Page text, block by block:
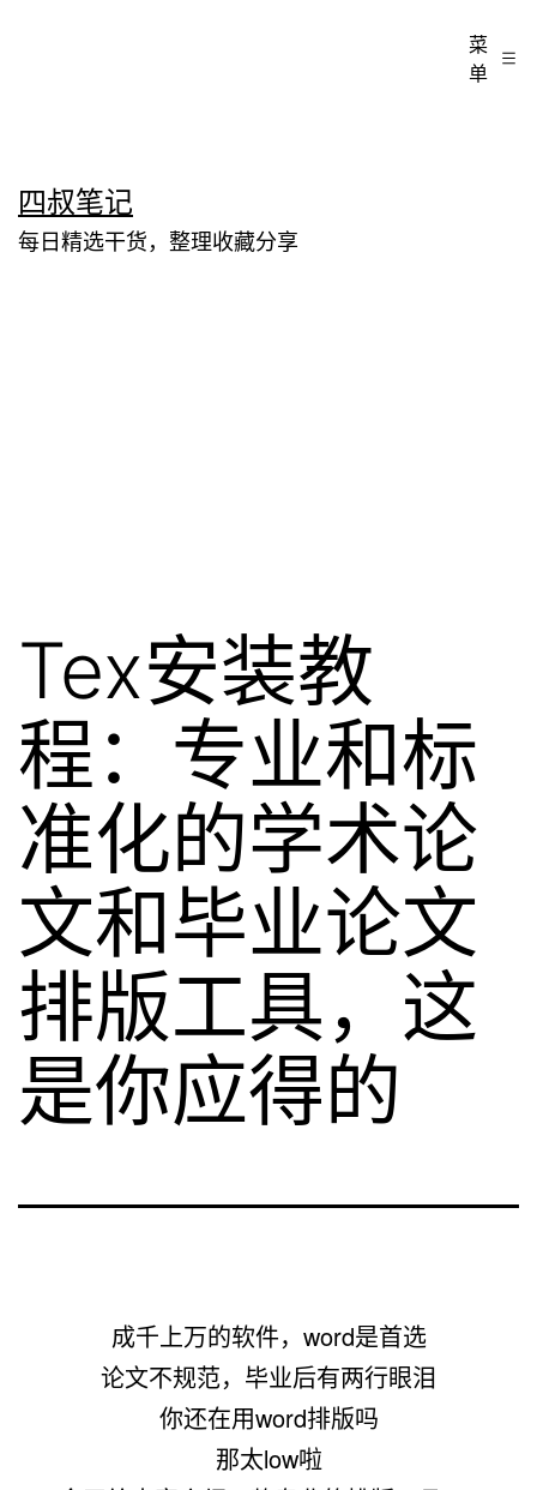
至
内
四叔笔记
每日精选干货，整理收藏分享
菜
单
Tex安装教
程：专业和标
准化的学术论
文和毕业论文
排版工具，这
是你应得的
成千上万的软件，word是首选
论文不规范，毕业后有两行眼泪
你还在用word排版吗
那太low啦